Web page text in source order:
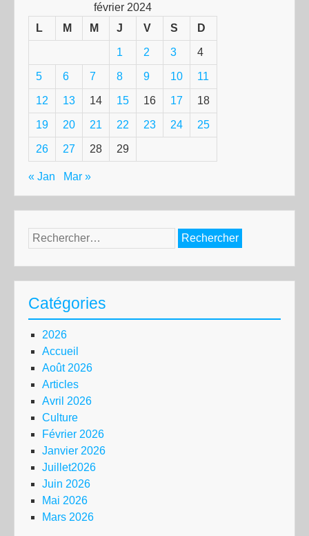
février 2024
L
M M J V S D
1 2 3 4
5 6 7 8 9 10 11
12 13 14 15 16 17 18
19 20 21 22 23 24 25
26 27 28 29
« Jan Mar »
Rechercher :
Catégories
2026
Accueil
Août 2026
Articles
Avril 2026
Culture
Février 2026
Janvier 2026
Juillet2026
Juin 2026
Mai 2026
Mars 2026